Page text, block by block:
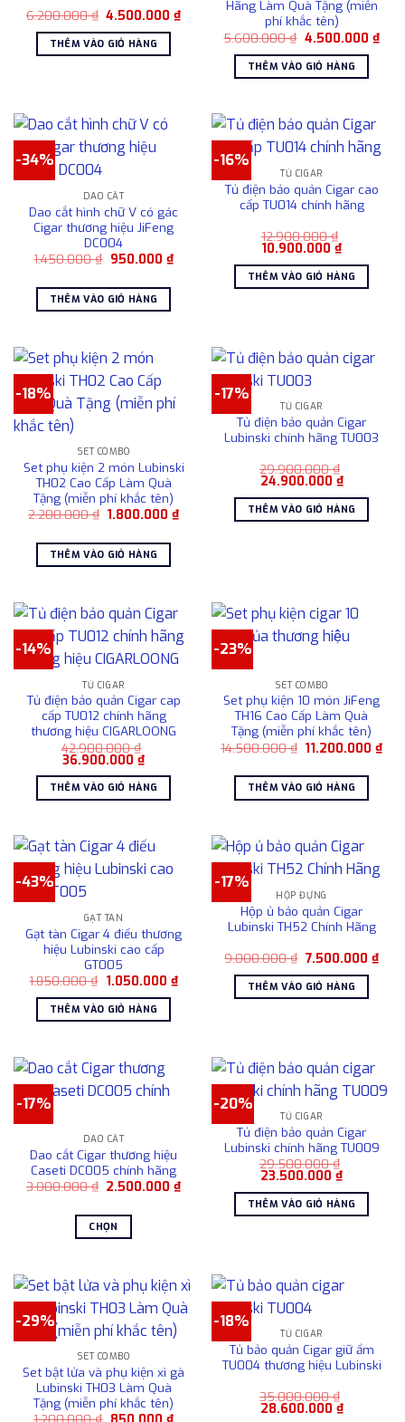
6.200.000₫ Giá
là:
6.200.000 ₫.
4.500.000₫Giá
hiện
4.500.000 ₫.
THÊM VÀO GIỎ HÀNG
Hãng Làm Quà Tặng (miễn
phí khắc tên)
5.600.000₫ Giá
là:
5.600.000 ₫.
4.500.000 ₫Giá
hiện
THÊM VÀO GIỎ HÀNG
-34%
DAO CẮT
Dao cắt hình chữ V có gác
Cigar thương hiệu JiFeng
DC004
1.450.000₫ Giá
1.450.000 ₫.
950.000 ₫Giá
hiện
THÊM VÀO GIỎ HÀNG
-16%
TỦ CIGAR
Tủ điện bảo quản Cigar cao
cấp TU014 chính hãng
12.900.000₫
Giá
là:
12.900.000 ₫.
10.900.000 ₫Giá
hiện
tại
là:
THÊM VÀO GIỎ HÀNG
-18%
SET COMBO
Set phụ kiện 2 món Lubinski
TH02 Cao Cấp Làm Quà
Tặng (miễn phí khắc tên)
2.200.000₫ Giá
2.200.000 ₫.
1.800.000₫Giá
hiện
THÊM VÀO GIỎ HÀNG
-17%
TỦ CIGAR
Tủ điện bảo quản Cigar
Lubinski chính hãng TU003
29.900.000₫
Giá
là:
29.900.000 ₫.
24.900.000 ₫Giá
hiện
tại
là:
THÊM VÀO GIỎ HÀNG
-14%
TỦ CIGAR
Tủ điện bảo quản Cigar cap
cấp TU012 chính hãng
thương hiệu CIGARLOONG
42.900.000₫
Giá
là:
42.900.000 ₫.
36.900.000 ₫Giá
hiện
tại
là:
36.900.000 ₫.
THÊM VÀO GIỎ HÀNG
-23%
SET COMBO
Set phụ kiện 10 món JiFeng
TH16 Cao Cấp Làm Quà
Tặng (miễn phí khắc tên)
14.500.000₫ Giá
14.500.000 ₫.
11.200.000₫Giá
hiện
THÊM VÀO GIỎ HÀNG
-43%
GẠT TÀN
Gạt tàn Cigar 4 điếu thương
hiệu Lubinski cao cấp
GT005
1.850.000₫ Giá
là:
1.850.000 ₫.
1.050.000 ₫Giá
hiện
THÊM VÀO GIỎ HÀNG
-17%
HỘP ĐỰNG
Hộp ủ bảo quản Cigar
Lubinski TH52 Chính Hãng
9.000.000₫ Giá
là:
9.000.000 ₫.
7.500.000 ₫Giá
hiện
THÊM VÀO GIỎ HÀNG
-17%
DAO CẮT
Dao cắt Cigar thương hiệu
Caseti DC005 chính hãng
3.000.000₫ Giá
3.000.000 ₫.
2.500.000₫Giá
hiện
CHỌN
này
có
nhiều
thể.
Các
tùy
chọn
-20%
TỦ CIGAR
Tủ điện bảo quản Cigar
Lubinski chính hãng TU009
29.500.000₫
Giá
là:
29.500.000 ₫.
23.500.000 ₫Giá
hiện
tại
là:
THÊM VÀO GIỎ HÀNG
-29%
SET COMBO
Set bật lửa và phụ kiện xì gà
Lubinski TH03 Làm Quà
Tặng (miễn phí khắc tên)
-18%
TỦ CIGAR
Tủ bảo quản Cigar giữ ẩm
TU004 thương hiệu Lubinski
35.000.000₫
Giá
28.600.000 ₫Giá